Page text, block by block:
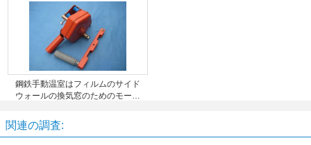
鋼鉄手動温室はフィルムのサイド
ウォールの換気窓のためのモータ
関連の調査: